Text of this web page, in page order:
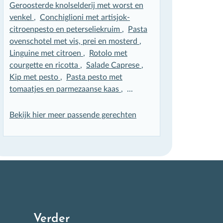
Geroosterde knolselderij met worst en
venkel , Conchiglioni met artisjok-
citroenpesto en peterseliekruim ,
Pasta
ovenschotel met vis, prei en mosterd ,
Linguine met citroen ,
Rotolo met
courgette en ricotta , Salade Caprese ,
Kip met pesto ,
Pasta pesto met
tomaatjes en parmezaanse kaas , ...
Bekijk hier meer passende gerechten
Verder